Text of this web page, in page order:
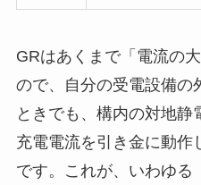
GRはあくまで「電流の
ので、自分の受電設備の
ときでも、構内の対地静
充電電流を引き金に動作
です。これが、いわゆる